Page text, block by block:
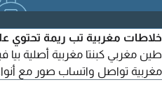
طين مغربي كبنتا مغربية أصلية
مغربية تواصل واتساب صور مع